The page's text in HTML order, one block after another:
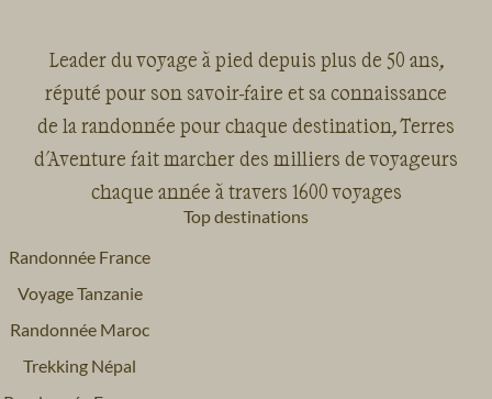
Leader du voyage à pied depuis plus de 50 ans,
réputé pour son savoir-faire et sa connaissance
de la randonnée pour chaque destination, Terres
d'Aventure fait marcher des milliers de voyageurs
chaque année à travers 1600 voyages
Top destinations
Randonnée France
Voyage Tanzanie
Randonnée Maroc
Trekking Népal